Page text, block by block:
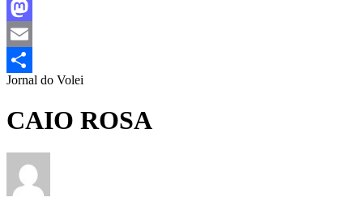
Facebook
Mastodon
Email
Share
Jornal do Volei
CAIO ROSA